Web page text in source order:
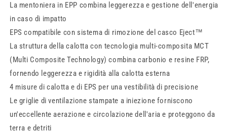
La mentoniera in EPP combina leggerezza e gestione dell'energia
in caso di impatto
EPS compatibile con sistema di rimozione del casco Eject™
La struttura della calotta con tecnologia multi-composita MCT
(Multi Composite Technology) combina carbonio e resine FRP,
fornendo leggerezza e rigidità alla calotta esterna
4 misure di calotta e di EPS per una vestibilità di precisione
Le griglie di ventilazione stampate a iniezione forniscono
un'eccellente aerazione e circolazione dell'aria e proteggono da
terra e detriti